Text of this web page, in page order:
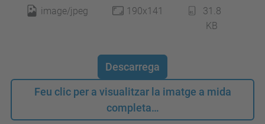
image/jpeg 190x141
31.8
KB
Descarrega
Feu clic per a visualitzar la imatge a mida
completa…